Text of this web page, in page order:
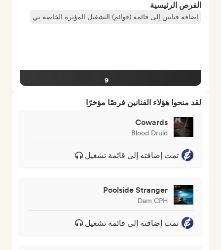
الفرص الرئيسية
إضافة فنانين إلى قائمة (قوائم) التشغيل المؤثرة الخاصة بي
9
لقد منحوا هؤلاء الفنانين فرصًا مؤخرًا
Cowards
Blood Druid
تمت إضافته إلى قائمة تشغيل
Poolside Stranger
Dam CPH
تمت إضافته إلى قائمة تشغيل